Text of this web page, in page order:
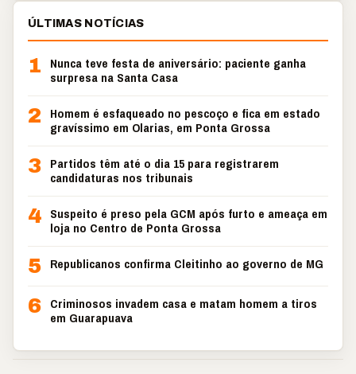
ÚLTIMAS NOTÍCIAS
1
Nunca teve festa de aniversário: paciente ganha
surpresa na Santa Casa
2
Homem é esfaqueado no pescoço e fica em estado
gravíssimo em Olarias, em Ponta Grossa
3 Partidos têm até o dia 15 para registrarem
candidaturas nos tribunais
4 Suspeito é preso pela GCM após furto e ameaça em
loja no Centro de Ponta Grossa
5 Republicanos confirma Cleitinho ao governo de MG
6 Criminosos invadem casa e matam homem a tiros
em Guarapuava